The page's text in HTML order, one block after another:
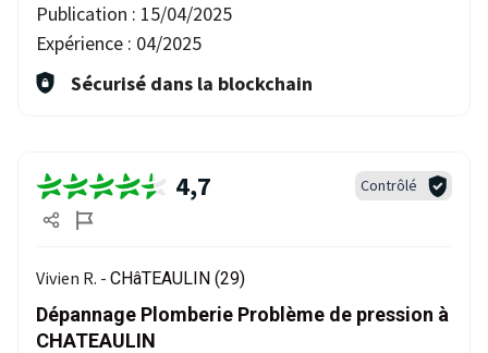
Publication : 15/04/2025
Expérience : 04/2025
Sécurisé dans la blockchain
4,7 Contrôlé
Vivien R. - CHâTEAULIN (29)
Dépannage Plomberie Problème de pression à
CHATEAULIN